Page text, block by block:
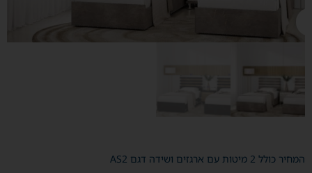
המחיר כולל 2 מיטות עם ארגזים ושידה דגם AS2